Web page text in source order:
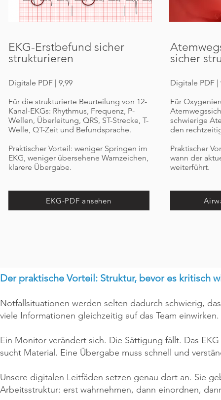
EKG-Erstbefund sicher
strukturieren
Digitale PDF | 9,99
Für die strukturierte Beurteilung von 12-
Kanal-EKGs: Rhythmus, Frequenz, P-
Wellen, Überleitung, QRS, ST-Strecke, T-
Welle, QT-Zeit und Befundsprache.
Praktischer Vorteil: weniger Springen im
EKG, weniger übersehene Warnzeichen,
klarere Übergabe.
EKG-PDF ansehen
sicher
Digitale PDF |
Für
schwierige
den
Praktischer
wann der
weiterführt.
Der praktische Vorteil: Struktur, bevor es kritisch
Notfallsituationen werden selten dadurch schwierig,
viele Informationen gleichzeitig auf das Team einwirken.
Ein Monitor verändert sich. Die Sättigung fällt. Das
sucht Material. Eine Übergabe muss schnell und
Unsere digitalen Leitfäden setzen genau dort an. Sie
Arbeitsstruktur: erst wahrnehmen, dann einordnen,